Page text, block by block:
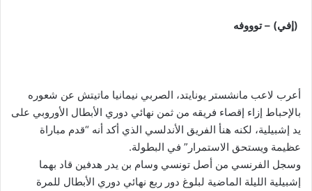
(إفي) – توووفه
أعرب لاعب مانشستر يونايتد، الصربي نيمانيا ماتيتش عن شعوره
بالإحباط إزاء إقصاء فريقه من ثمن نهائي دوري الأبطال الأوروبي على
يد إشبيلية، لكنه هنأ الفريق الأندلسي الذي أكد أنه “قدم مباراة
عظيمة ويستحق الاستمرار” في البطولة.
وسجل الفرنسي من أصل تونسي وسام بن يدر هدفين قاد بهما
إشبيلية الليلة الماضية لبلوغ دور ربع نهائي دوري الأبطال للمرة